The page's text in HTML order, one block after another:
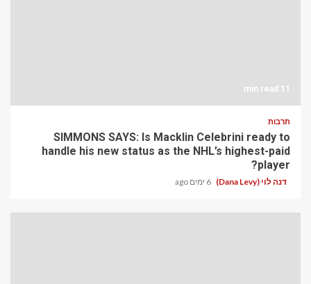
11 min read
תרבות
SIMMONS SAYS: Is Macklin Celebrini ready to
handle his new status as the NHL’s highest-paid
player?
דנה לוי (Dana Levy) 6 ימים ago